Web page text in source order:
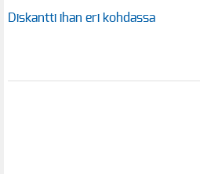
Diskantti ihan eri kohdassa